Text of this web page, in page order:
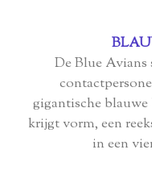
De Blue
gigantische
krijgt vorm, een
in een